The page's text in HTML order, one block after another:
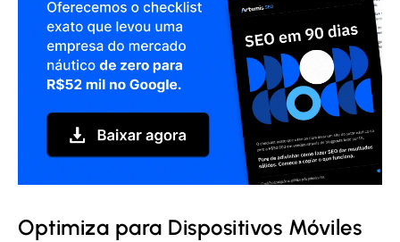
Optimiza para Dispositivos Móviles